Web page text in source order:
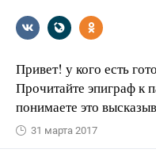
Привет! у кого есть
Прочитайте эпиграф к
понимаете это
31 марта 2017